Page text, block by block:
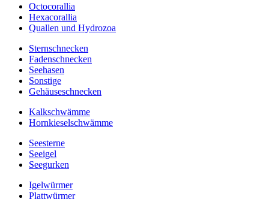
Octocorallia
Hexacorallia
Quallen und Hydrozoa
Sternschnecken
Fadenschnecken
Seehasen
Sonstige
Gehäuseschnecken
Kalkschwämme
Hornkieselschwämme
Seesterne
Seeigel
Seegurken
Igelwürmer
Plattwürmer